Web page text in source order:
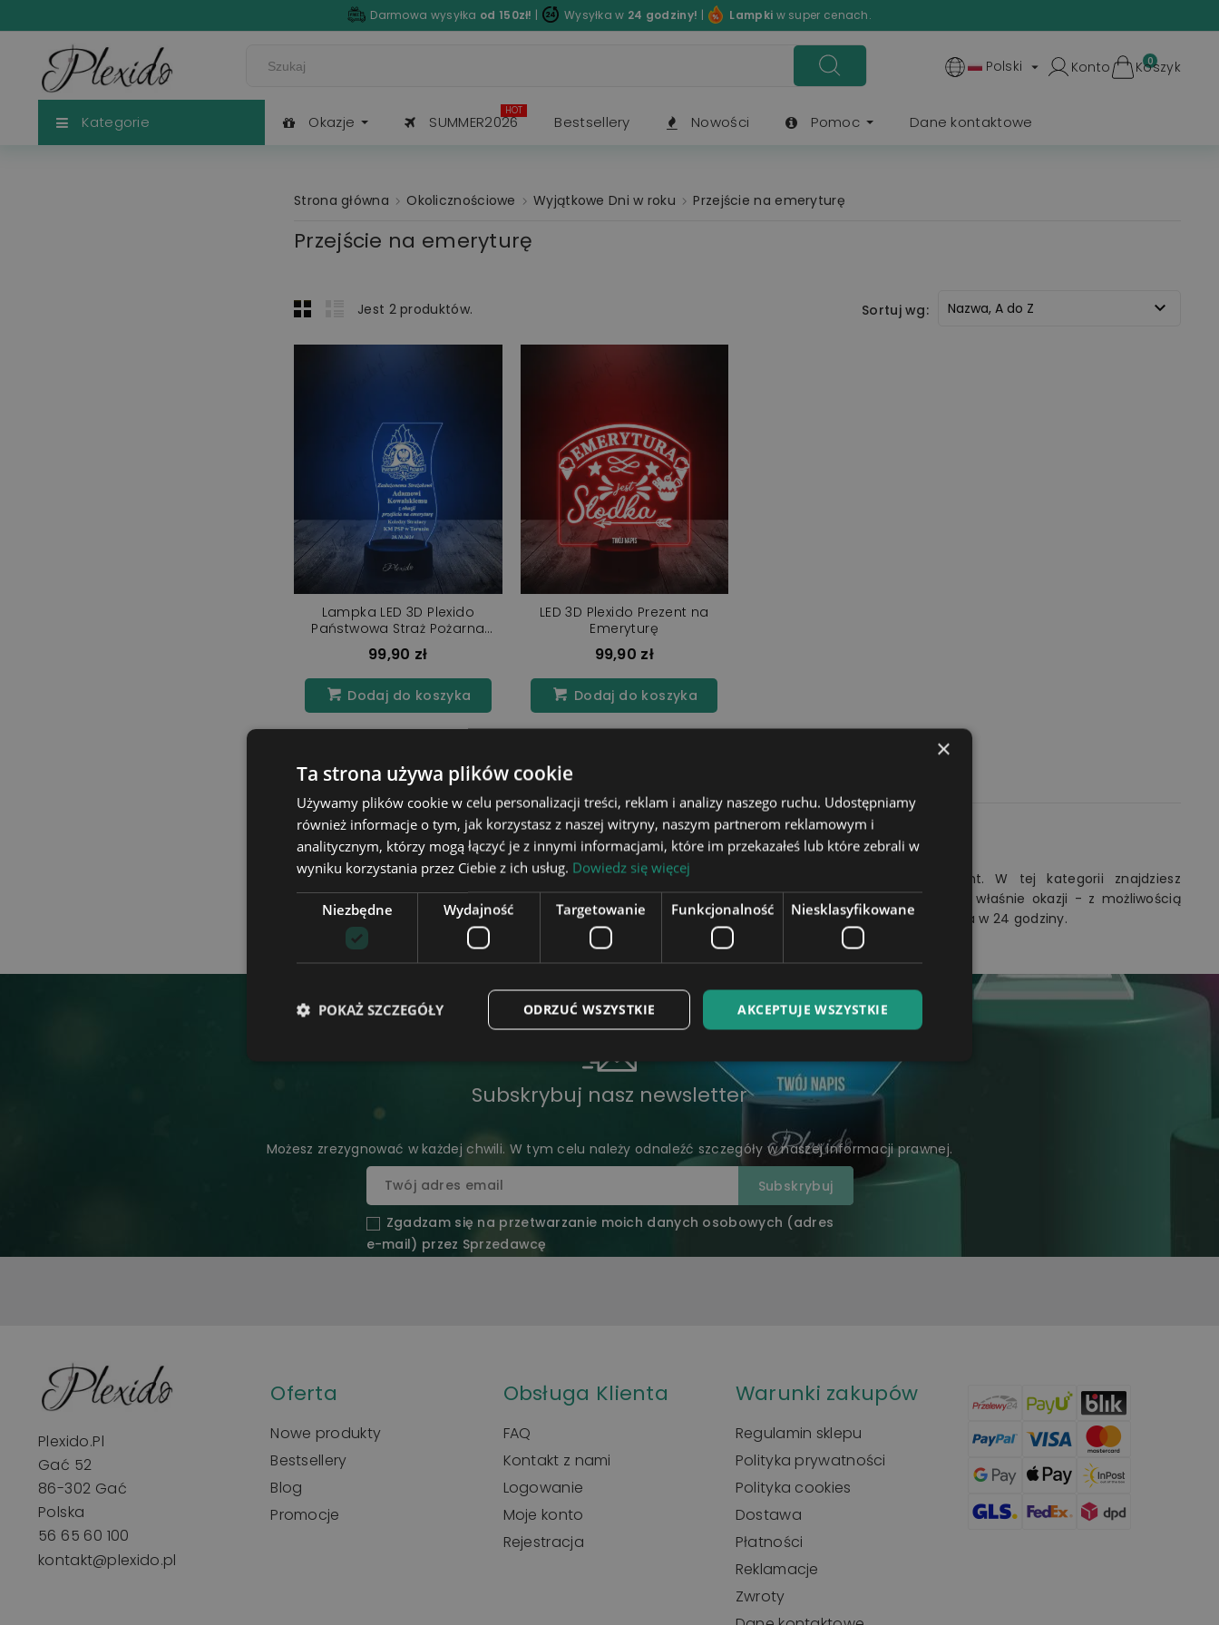
Darmowa wysyłka od 150zł! | Wysyłka w 24 godziny! | Lampki w super cenach.
Polski  Konto 0
Koszyk
Kategorie Okazje SUMMER2026
HOT
Bestsellery Nowości Pomoc Dane kontaktowe
Strona główna Okolicznościowe Wyjątkowe Dni w roku Przejście na emeryturę
Przejście na emeryturę
Jest 2 produktów. Sortuj wg: Nazwa, A do Z 
Lampka LED 3D Plexido
Państwowa Straż Pożarna
Emerytura
99,90 zł
Dodaj do koszyka
LED 3D Plexido Prezent na
Emeryturę
99,90 zł
Dodaj do koszyka
Pokazano 1-2 z 2 pozycji
Przejście na emeryturę
Przejście na emeryturę to wyjątkowa okazja, na którą warto przygotować niebanalny prezent. W tej kategorii znajdziesz
spersonalizowane lampki LED 3D, kryształowe kule i inne produkty z grawerem, dopasowane do tej właśnie okazji - z możliwością
dodania imienia, daty lub własnego napisu. Sprawdź pełną ofertę na Plexido.pl - najniższe ceny, wysyłka w 24 godziny.
Subskrybuj nasz newsletter
Możesz zrezygnować w każdej chwili. W tym celu należy odnaleźć szczegóły w naszej informacji prawnej.
Zgadzam się na przetwarzanie moich danych osobowych (adres
e-mail) przez Sprzedawcę
Plexido.pl
Gać 52
86-302 Gać
Polska
56 65 60 100
kontakt@plexido.pl
Oferta
Nowe produkty
Bestsellery
Blog
Promocje
Obsługa Klienta
FAQ
Kontakt z nami
Logowanie
Moje konto
Rejestracja
Warunki zakupów
Regulamin sklepu
Polityka prywatności
Polityka cookies
Dostawa
Płatności
Reklamacje
Zwroty
×
Ta strona używa plików cookie
Używamy plików cookie w celu personalizacji treści, reklam i analizy naszego ruchu. Udostępniamy
również informacje o tym, jak korzystasz z naszej witryny, naszym partnerom reklamowym i
analitycznym, którzy mogą łączyć je z innymi informacjami, które im przekazałeś lub które zebrali w
wyniku korzystania przez Ciebie z ich usług. Dowiedz się więcej
Niezbędne Wydajność Targetowanie Funkcjonalność Niesklasyfikowane
AKCEPTUJE WSZYSTKIE
ODRZUĆ WSZYSTKIE
POKAŻ SZCZEGÓŁY